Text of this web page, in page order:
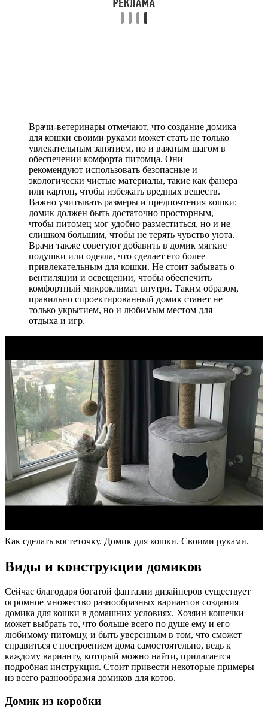
Врачи-ветеринары отмечают, что создание домика
для кошки своими руками может стать не только
увлекательным занятием, но и важным шагом в
обеспечении комфорта питомца. Они
рекомендуют использовать безопасные и
экологически чистые материалы, такие как фанера
или картон, чтобы избежать вредных веществ.
Важно учитывать размеры и предпочтения кошки:
домик должен быть достаточно просторным,
чтобы питомец мог удобно разместиться, но и не
слишком большим, чтобы не терять чувство уюта.
Врачи также советуют добавить в домик мягкие
подушки или одеяла, что сделает его более
привлекательным для кошки. Не стоит забывать о
вентиляции и освещении, чтобы обеспечить
комфортный микроклимат внутри. Таким образом,
правильно спроектированный домик станет не
только укрытием, но и любимым местом для
отдыха и игр.
Как сделать когтеточку. Домик для кошки. Своими руками.
Виды и конструкции домиков
Сейчас благодаря богатой фантазии дизайнеров существует
огромное множество разнообразных вариантов создания
домика для кошки в домашних условиях. Хозяин кошечки
может выбрать то, что больше всего по душе ему и его
любимому питомцу, и быть уверенным в том, что сможет
справиться с построением дома самостоятельно, ведь к
каждому варианту, который можно найти, прилагается
подробная инструкция. Стоит привести некоторые примеры
из всего разнообразия домиков для котов.
Домик из коробки